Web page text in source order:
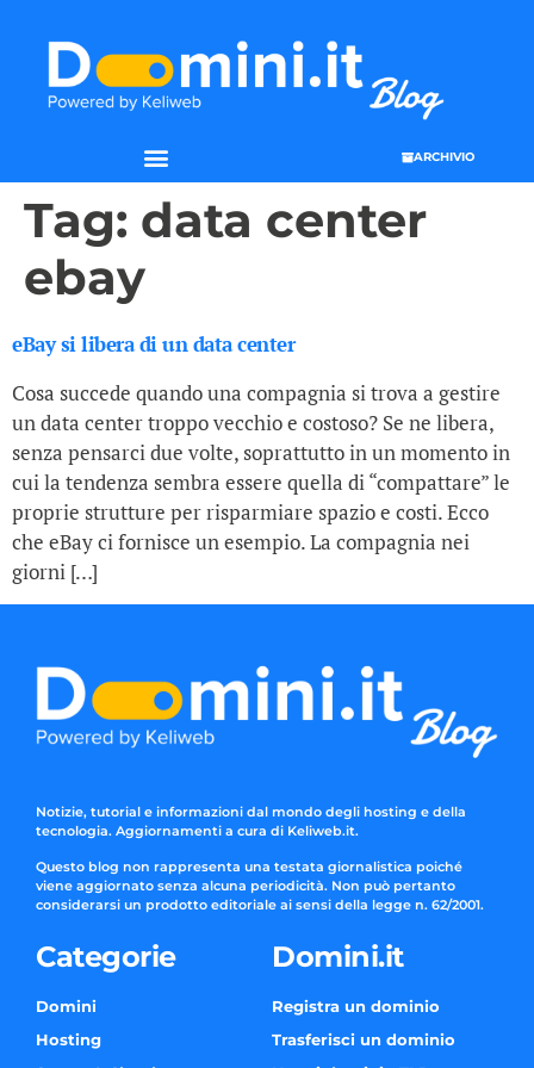
ARCHIVIO
Tag: data center
ebay
eBay si libera di un data center
Cosa succede quando una compagnia si trova a gestire
un data center troppo vecchio e costoso? Se ne libera,
senza pensarci due volte, soprattutto in un momento in
cui la tendenza sembra essere quella di “compattare” le
proprie strutture per risparmiare spazio e costi. Ecco
che eBay ci fornisce un esempio. La compagnia nei
giorni […]
Notizie, tutorial e informazioni dal mondo degli hosting e della
tecnologia. Aggiornamenti a cura di Keliweb.it.
Questo blog non rappresenta una testata giornalistica poiché
viene aggiornato senza alcuna periodicità. Non può pertanto
considerarsi un prodotto editoriale ai sensi della legge n. 62/2001.
Categorie
Domini
Hosting
Domini.it
Registra un dominio
Trasferisci un dominio